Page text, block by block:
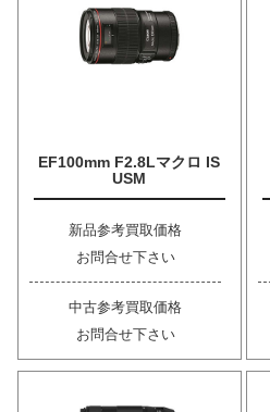
EF100mm F2.8Lマクロ IS
USM
新品参考買取価格
お問合せ下さい
中古参考買取価格
お問合せ下さい